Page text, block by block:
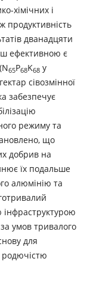
хімічних і
продуктивність
дванадцяти
ефективною є
65P68K68у
сівозмінної
забезпечує
режиму та
що
добрив на
їх подальше
алюмінію та
інфраструктурою
умов тривалого
для
родючістю